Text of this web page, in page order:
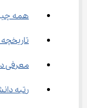
همه
معرفی
رتبه